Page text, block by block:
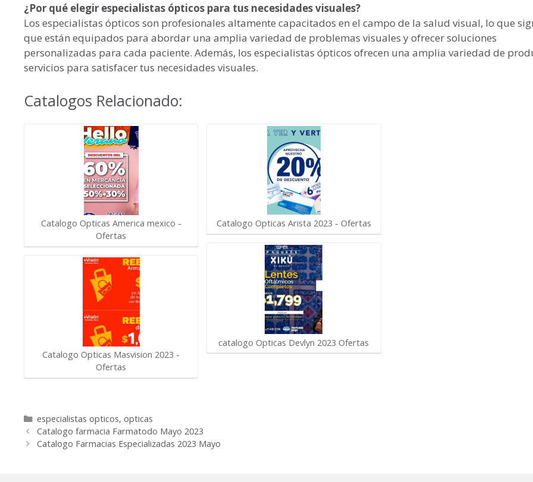
¿Por qué elegir especialistas ópticos para tus necesidades visuales?
Los especialistas ópticos son profesionales altamente capacitados en el campo de la salud visual, lo que
que están equipados para abordar una amplia variedad de problemas visuales y ofrecer soluciones
personalizadas para cada paciente. Además, los especialistas ópticos ofrecen una amplia variedad de
servicios para satisfacer tus necesidades visuales.
Catalogos Relacionado:
Catalogo Opticas America mexico -
Ofertas
Catalogo Opticas Masvision 2023 -
Ofertas
Catalogo Opticas Arista 2023 - Ofertas
catalogo Opticas Devlyn 2023 Ofertas
Categorías
especialistas opticos, opticas
Catalogo farmacia Farmatodo Mayo 2023
Catalogo Farmacias Especializadas 2023 Mayo